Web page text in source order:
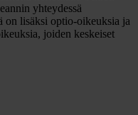
yhteydessä
on lisäksi optio-oikeuksia ja
joiden keskeiset